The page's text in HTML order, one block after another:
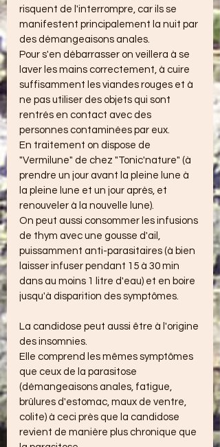
risquent de l'interrompre, car ils se
manifestent principalement la nuit par
des démangeaisons anales.
Pour s'en débarrasser on veillera à se
laver les mains correctement, à cuire
suffisamment les viandes rouges et à
ne pas utiliser des objets qui sont
rentrés en contact avec des
personnes contaminées par eux.
En traitement on dispose de
"Vermilune" de chez "Tonic'nature" (à
prendre un jour avant la pleine lune à
la pleine lune et un jour après, et
renouveler à la nouvelle lune).
On peut aussi consommer les infusions
de thym avec une gousse d'ail,
puissamment anti-parasitaires (à bien
laisser infuser pendant 15 à 30 min
dans au moins 1 litre d'eau) et en boire
jusqu'à disparition des symptômes.
La candidose peut aussi être à l'origine
des insomnies.
Elle comprend les mêmes symptômes
que ceux de la parasitose
(démangeaisons anales, fatigue,
brûlures d'estomac, maux de ventre,
colite) à ceci près que la candidose
revient de manière plus chronique que